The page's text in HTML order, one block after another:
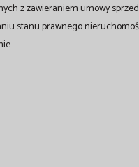
z zawieraniem umowy
stanu prawnego